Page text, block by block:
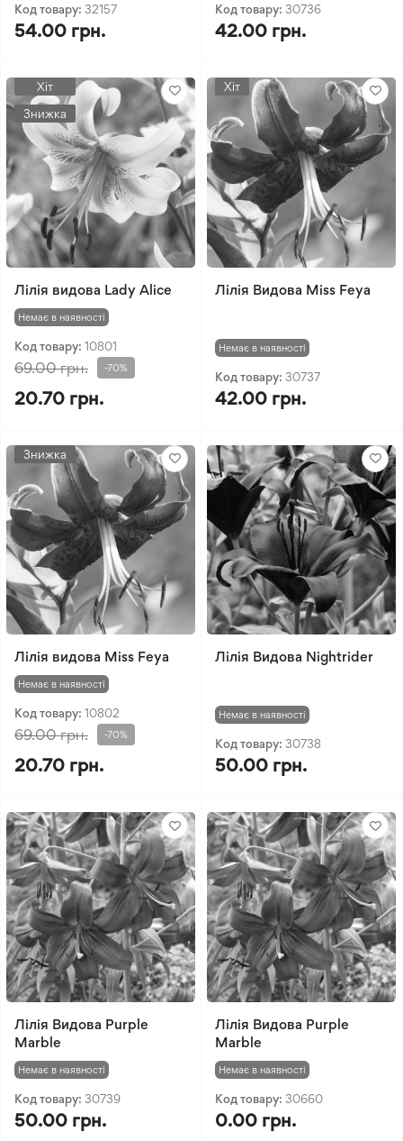
Код товару: 32157
54.00 грн.
Код товару: 30736
42.00 грн.
Хіт
Знижка
Лілія видова Lady Alice
Немає в наявності
Код товару: 10801
69.00 грн. -70%
20.70 грн.
Хіт
Лілія Видова Miss Feya
Немає в наявності
Код товару: 30737
42.00 грн.
Знижка
Лілія видова Miss Feya
Немає в наявності
Код товару: 10802
69.00 грн. -70%
20.70 грн.
Лілія Видова Nightrider
Немає в наявності
Код товару: 30738
50.00 грн.
Лілія Видова Purple
Marble
Немає в наявності
Код товару: 30739
50.00 грн.
Лілія Видова Purple
Marble
Немає в наявності
Код товару: 30660
0.00 грн.